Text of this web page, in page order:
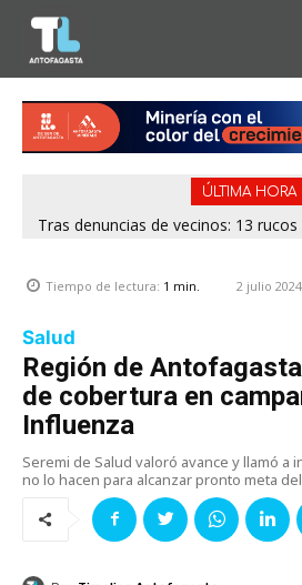
ÚLTIMA HORA
Tras denuncias de vecinos: 13
Tiempo de lectura: 1 min. 2 julio 2024
Salud
Región de
de cobertura en
Influenza
Seremi de Salud valoró avance y llamó a
no lo hacen para alcanzar pronto meta del